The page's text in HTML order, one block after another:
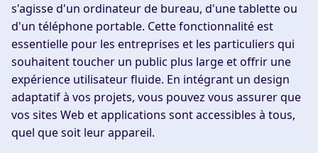
s'agisse d'un ordinateur de bureau, d'une tablette ou
d'un téléphone portable. Cette fonctionnalité est
essentielle pour les entreprises et les particuliers qui
souhaitent toucher un public plus large et offrir une
expérience utilisateur fluide. En intégrant un design
adaptatif à vos projets, vous pouvez vous assurer que
vos sites Web et applications sont accessibles à tous,
quel que soit leur appareil.